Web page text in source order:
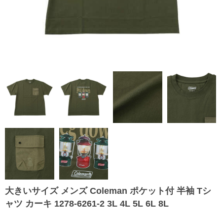
大きいサイズ メンズ Coleman ポケット付 半袖 Tシ
ャツ カーキ 1278-6261-2 3L 4L 5L 6L 8L